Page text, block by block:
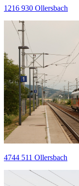
1216 930 Ollersbach
4744 511 Ollersbach